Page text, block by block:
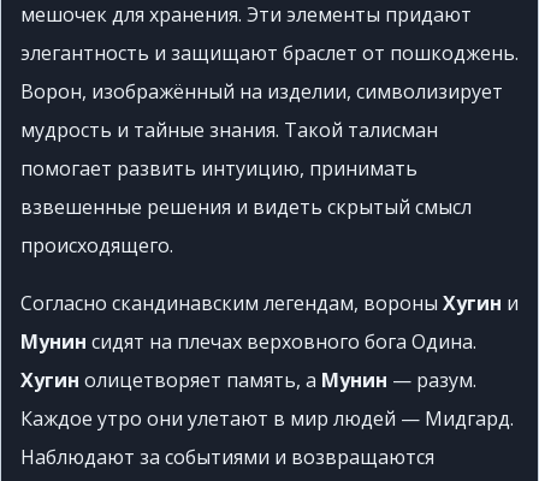
мешочек для хранения. Эти элементы придают
элегантность и защищают браслет от пошкоджень.
Ворон, изображённый на изделии, символизирует
мудрость и тайные знания. Такой талисман
помогает развить интуицию, принимать
взвешенные решения и видеть скрытый смысл
происходящего.
Согласно скандинавским легендам, вороны Хугин и
Мунин сидят на плечах верховного бога Одина.
Хугин олицетворяет память, а Мунин — разум.
Каждое утро они улетают в мир людей — Мидгард.
Наблюдают за событиями и возвращаются